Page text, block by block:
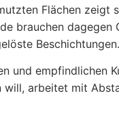
Flächen zeigt
brauchen
Beschichtungen.
und empfindlichen
will, arbeitet mit